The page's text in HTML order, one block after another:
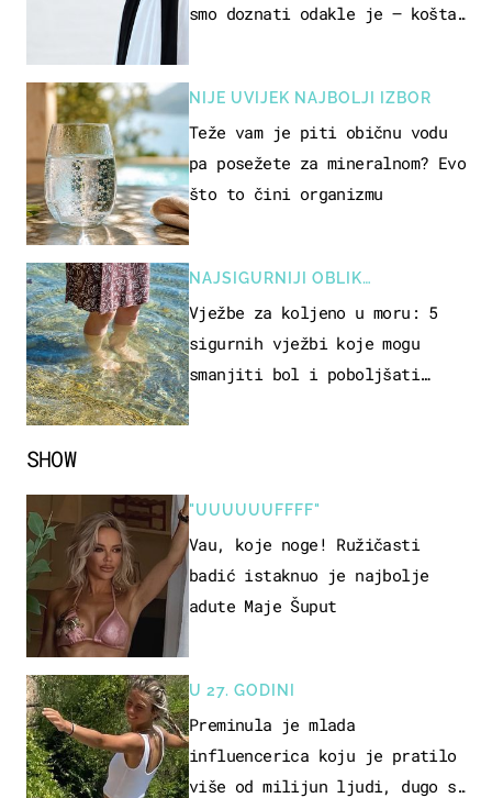
SHOW
"UUUUUUFFFF"
Vau, koje noge! Ružičasti
badić istaknuo je najbolje
adute Maje Šuput
U 27. GODINI
Preminula je mlada
influencerica koju je pratilo
više od milijun ljudi, dugo se
smo doznati odakle je – košta
NIJE UVIJEK NAJBOLJI IZBOR
Teže vam je piti običnu vodu
pa posežete za mineralnom? Evo
što to čini organizmu
NAJSIGURNIJI OBLIK
REKREACIJE
Vježbe za koljeno u moru: 5
sigurnih vježbi koje mogu
smanjiti bol i poboljšati